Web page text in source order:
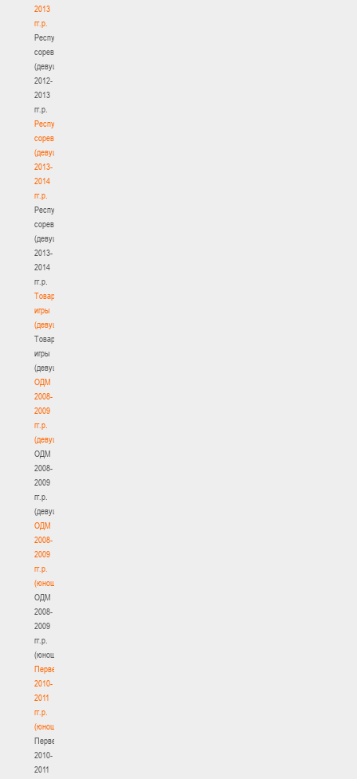
2013
гг.р.
Республиканские
соревнования
(девушки)
2012-
2013
гг.р.
Республиканские
соревнования
(девушки)
2013-
2014
гг.р.
Республиканские
соревнования
(девушки)
2013-
2014
гг.р.
Товарищеские
игры
(девушки)
Товарищеские
игры
(девушки)
ОДМ
2008-
2009
гг.р.
(девушки)
ОДМ
2008-
2009
гг.р.
(девушки)
ОДМ
2008-
2009
гг.р.
(юноши)
ОДМ
2008-
2009
гг.р.
(юноши)
Первенство
2010-
2011
гг.р.
(юноши)
Первенство
2010-
2011